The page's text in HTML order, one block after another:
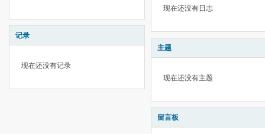
记录
现在还没有记录
现在还没有日志
主题
现在还没有主题
留言板